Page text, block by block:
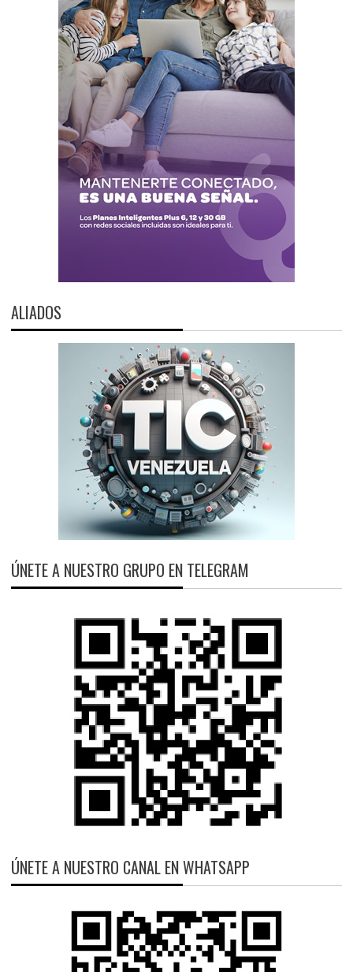
ALIADOS
ÚNETE A NUESTRO GRUPO EN TELEGRAM
ÚNETE A NUESTRO CANAL EN WHATSAPP